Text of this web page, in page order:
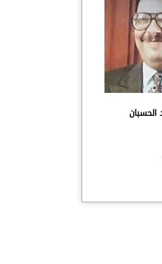
الحسبان